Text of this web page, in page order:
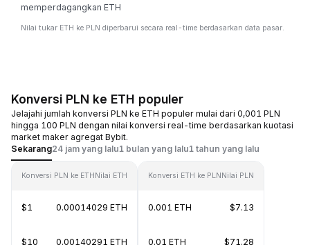
memperdagangkan ETH
Nilai tukar ETH ke PLN diperbarui secara real-time berdasarkan data pasar.
Konversi PLN ke ETH populer
Jelajahi jumlah konversi PLN ke ETH populer mulai dari 0,001 PLN
hingga 100 PLN dengan nilai konversi real-time berdasarkan kuotasi
market maker agregat Bybit.
Sekarang24 jam yang lalu1 bulan yang lalu1 tahun yang lalu
Konversi PLN ke ETHNilai ETH
$1 0.00014029 ETH
$10 0.00140291 ETH
Konversi ETH ke PLNNilai PLN
0.001 ETH $7.13
0.01 ETH $71.28